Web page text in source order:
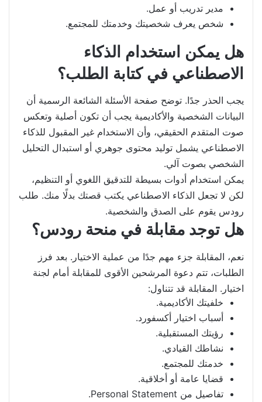
مدير تدريب أو عمل.
شخص يعرف شخصيتك وخدمتك للمجتمع.
هل يمكن استخدام الذكاء
الاصطناعي في كتابة الطلب؟
يجب الحذر جدًا. توضح صفحة الأسئلة الشائعة الرسمية أن
البيانات الشخصية والأكاديمية يجب أن تكون أصلية وتعكس
صوت المتقدم الحقيقي، وأن الاستخدام غير المقبول للذكاء
الاصطناعي يشمل توليد محتوى جوهري أو استبدال التحليل
الشخصي بصوت آلي.
يمكن استخدام أدوات بسيطة للتدقيق اللغوي أو التنظيم،
لكن لا تجعل الذكاء الاصطناعي يكتب قصتك بدلًا منك. طلب
رودس يقوم على الصدق والشخصية.
هل توجد مقابلة في منحة رودس؟
نعم، المقابلة جزء مهم جدًا من عملية الاختيار. بعد فرز
الطلبات، تتم دعوة المرشحين الأقوى للمقابلة أمام لجنة
اختيار. المقابلة قد تتناول:
خلفيتك الأكاديمية.
أسباب اختيار أكسفورد.
رؤيتك المستقبلية.
نشاطك القيادي.
خدمتك للمجتمع.
قضايا عامة أو أخلاقية.
تفاصيل من Personal Statement.